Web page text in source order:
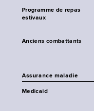
Programme de repas
estivaux
Anciens combattants
Assurance maladie
Medicaid